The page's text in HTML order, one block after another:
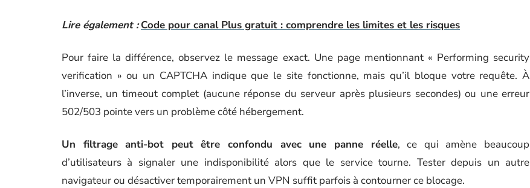
Lire également : Code pour canal Plus gratuit : comprendre les limites et les risques
Pour faire la différence, observez le message exact. Une page mentionnant « Performing security
verification » ou un CAPTCHA indique que le site fonctionne, mais qu’il bloque votre requête. À
l’inverse, un timeout complet (aucune réponse du serveur après plusieurs secondes) ou une erreur
502/503 pointe vers un problème côté hébergement.
Un filtrage anti-bot peut être confondu avec une panne réelle, ce qui amène beaucoup
d’utilisateurs à signaler une indisponibilité alors que le service tourne. Tester depuis un autre
navigateur ou désactiver temporairement un VPN suffit parfois à contourner ce blocage.